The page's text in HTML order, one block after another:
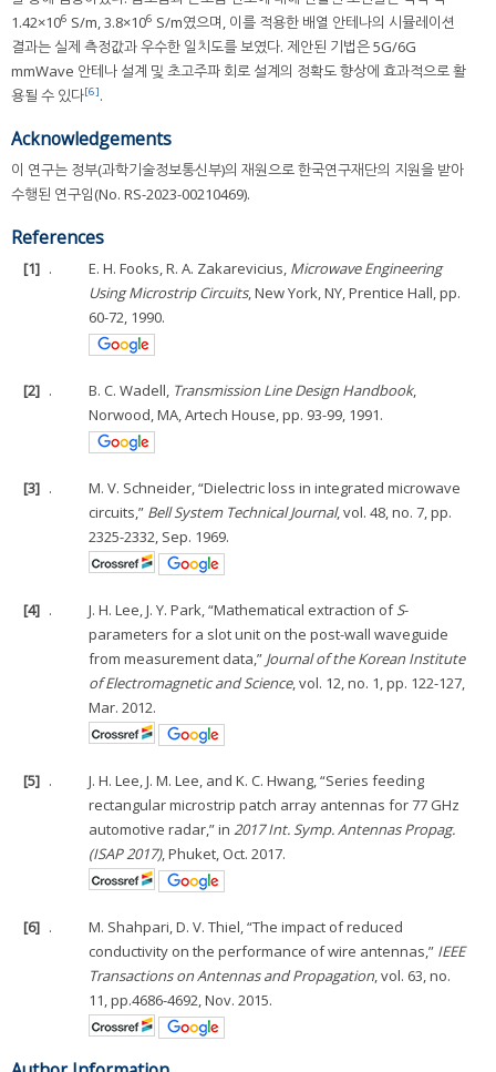
1.42×106 S/m, 3.8×106 S/m였으며, 이를 적용한 배열 안테나의 시뮬레이션
결과는 실제 측정값과 우수한 일치도를 보였다. 제안된 기법은 5G/6G
mmWave 안테나 설계 및 초고주파 회로 설계의 정확도 향상에 효과적으로 활
용될 수 있다[6].
Acknowledgements
이 연구는 정부(과학기술정보통신부)의 재원으로 한국연구재단의 지원을 받아
수행된 연구임(No. RS-2023-00210469).
References
[1] . E. H. Fooks, R. A. Zakarevicius, Microwave Engineering
Using Microstrip Circuits, New York, NY, Prentice Hall, pp.
60-72, 1990.
[2] . B. C. Wadell, Transmission Line Design Handbook,
Norwood, MA, Artech House, pp. 93-99, 1991.
[3] .
M. V. Schneider, “Dielectric loss in integrated microwave
circuits,” Bell System Technical Journal, vol. 48, no. 7, pp.
2325-2332, Sep. 1969.
[4] . J. H. Lee, J. Y. Park, “Mathematical extraction ofS-
parameters for a slot unit on the post-wall waveguide
from measurement data,” Journal of the Korean Institute
of Electromagnetic and Science, vol. 12, no. 1, pp. 122-127,
Mar. 2012.
[5] .
J. H. Lee, J. M. Lee, and K. C. Hwang, “Series feeding
rectangular microstrip patch array antennas for 77 GHz
automotive radar,” in 2017 Int. Symp. Antennas Propag.
(ISAP 2017), Phuket, Oct. 2017.
[6] .
M. Shahpari, D. V. Thiel, “The impact of reduced
conductivity on the performance of wire antennas,” IEEE
Transactions on Antennas and Propagation, vol. 63, no.
11, pp.4686-4692, Nov. 2015.